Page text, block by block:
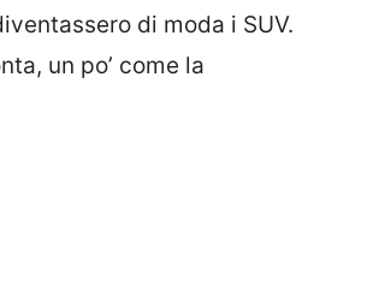
di moda i SUV.
un po’ come la